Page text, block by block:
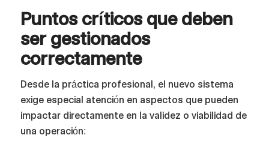
Puntos críticos que deben
ser gestionados
correctamente
Desde la práctica profesional, el nuevo sistema
exige especial atención en aspectos que pueden
impactar directamente en la validez o viabilidad de
una operación: